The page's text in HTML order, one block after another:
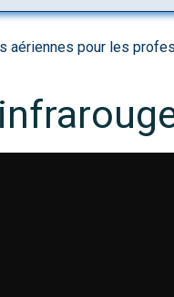
aériennes pour les